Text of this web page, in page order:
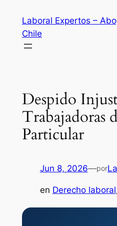
contenido
Laboral Expertos –
Chile
Despido
Trabajadoras
Particular
Jun 8, 2026—por
en Derecho laboral